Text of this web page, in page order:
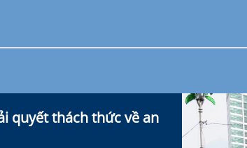
quyết thách thức về an